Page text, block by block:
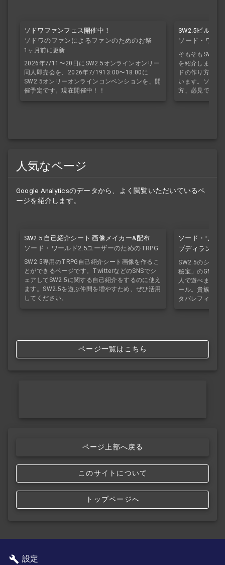
ソドワファンフェス開催中！
ソドワのファンによるファンのためのお祭
り！
1ヶ月前に更新
2026年7/11〜20日にSW2.5オンラインオンリー
同人即売会を、2026年7/1913:00〜18:00に
SW2.5オンリーオンラインコンベンションを、開
催予定です。現在開催中！！
SW2.5ビルド
ソード・ワー
そもそもSW2.5
を紹介します。
ドの作り方を
います。ソドワ
方、必見です。
人気なページ
Google Analyticsのデータから、よく閲覧いただいているペ
ージを紹介します。
SW2.5 自己紹介シート 画像メイカー&配布
ソード・ワールド2.5ユーザーのためのTRPG
自己紹介シート
SW2.5専用のTRPG自己紹介シート画像を作るこ
とができるページです。TwitterなどのSNSでシ
ェアしてSW2.5に関する自己紹介をするのに使え
ます。SW2.5を遊ぶ仲間を増やすため、ぜひ活用
してください。
ソード・ワー
ブディランガ
SW2.5のシナリ
秘宝」のGMレ
人で遊べます。
ール。貴族の持
タバレフィルタ
ページ一覧はこちら
ページ上部へ戻る
このサイトについて
トップページへ
設定